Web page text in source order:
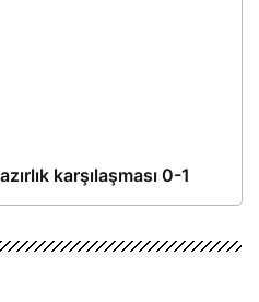
karşılaşması 0-1